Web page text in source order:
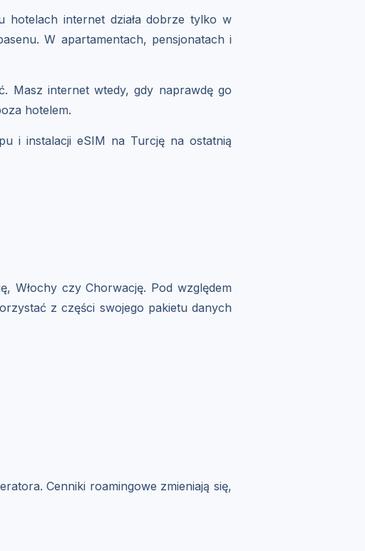
internet działa dobrze tylko w
W apartamentach, pensjonatach i
Masz internet wtedy, gdy naprawdę go
hotelem.
i instalacji eSIM na Turcję na ostatnią
Włochy czy Chorwację. Pod względem
z części swojego pakietu danych
Cenniki roamingowe zmieniają się,